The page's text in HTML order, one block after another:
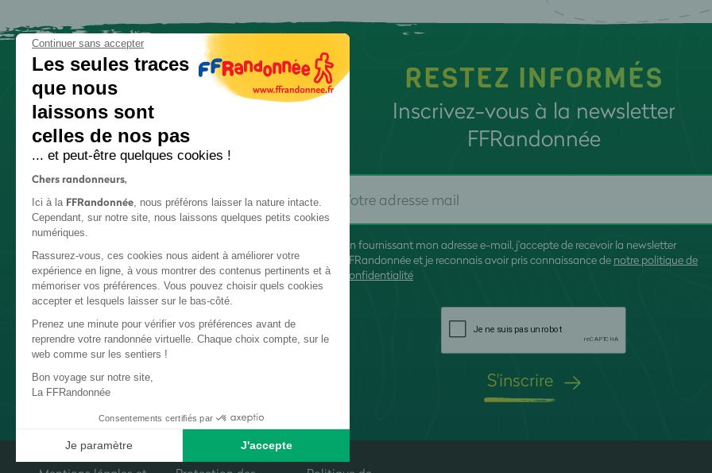
RESTEZ INFORMÉS
Inscrivez-vous à la newsletter
FFRandonnée
En fournissant mon adresse e-mail, j'accepte de recevoir la newsletter
FFRandonnée et je reconnais avoir pris connaissance de notre politique de
confidentialité
S'inscrire
Continuer sans accepter
Les seules traces
que nous
laissons sont
celles de nos pas
... et peut-être quelques cookies !
Chers randonneurs,
Ici à la FFRandonnée, nous préférons laisser la nature intacte.
Cependant, sur notre site, nous laissons quelques petits cookies
numériques.
Rassurez-vous, ces cookies nous aident à améliorer votre
expérience en ligne, à vous montrer des contenus pertinents et à
mémoriser vos préférences. Vous pouvez choisir quels cookies
accepter et lesquels laisser sur le bas-côté.
Prenez une minute pour vérifier vos préférences avant de
reprendre votre randonnée virtuelle. Chaque choix compte, sur le
web comme sur les sentiers !
Bon voyage sur notre site,
La FFRandonnée
Consentements certifiés par
Je paramètre
J'accepte
Axeptio consent